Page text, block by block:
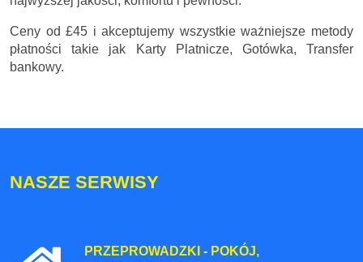
Ceny od £45 i akceptujemy wszystkie ważniejsze metody
płatności takie jak Karty Platnicze, Gotówka, Transfer
bankowy.
NASZE SERWISY
PRZEPROWADZKI - POKÓJ,